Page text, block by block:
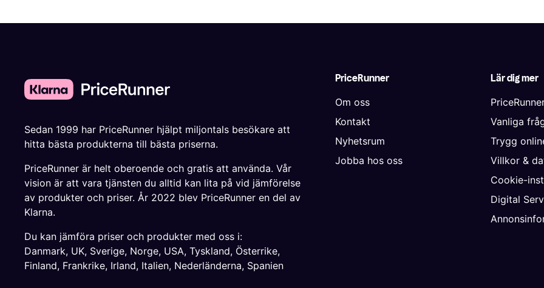
PriceRunner
Om oss
Kontakt
Nyhetsrum
Jobba hos oss
Lär dig mer
Vanliga
Trygg
Villkor &
Cookie-
Digital
Sedan 1999 har PriceRunner hjälpt miljontals besökare att
hitta bästa produkterna till bästa priserna.
PriceRunner är helt oberoende och gratis att använda. Vår
vision är att vara tjänsten du alltid kan lita på vid jämförelse
av produkter och priser. År 2022 blev PriceRunner en del av
Klarna.
Du kan jämföra priser och produkter med oss i:
Danmark, UK, Sverige, Norge, USA, Tyskland, Österrike,
Finland, Frankrike, Irland, Italien, Nederländerna, Spanien